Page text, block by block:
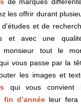
les offrir durant
et de
et avec une
tout le
vous passe par la
les images et
qui vous convient
fin d’année leur fera